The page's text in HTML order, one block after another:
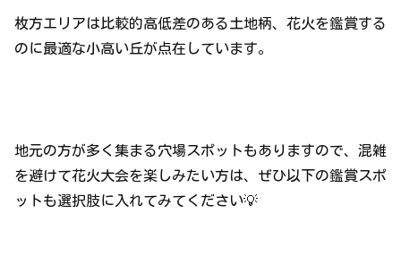
枚方エリアは比較的高低差のある土地柄、花火を鑑賞する
のに最適な小高い丘が点在しています。
地元の方が多く集まる穴場スポットもありますので、混雑
を避けて花火大会を楽しみたい方は、ぜひ以下の鑑賞スポ
ットも選択肢に入れてみてください💡